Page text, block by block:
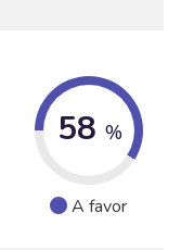
58 %
A favor